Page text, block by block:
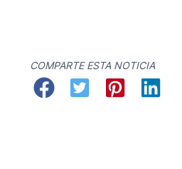
COMPARTE ESTA NOTICIA